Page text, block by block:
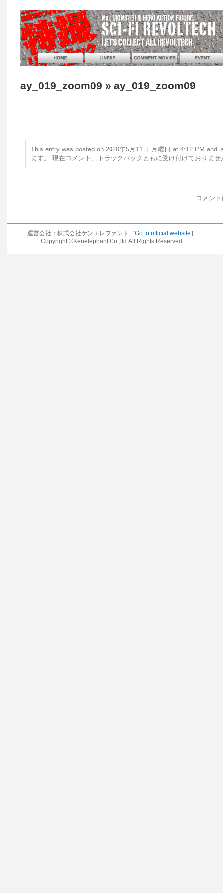
ay_019_zoom09 » ay_019_zoom09
This entry was posted on 2020年5月11日 月曜日 at 4:12 PM
ます。 現在コメント、トラックバックともに受け付けておりませ
コメン
運営会社：株式会社ケンエレファント［Go to official website ］
Copyright ©Kenelephant Co.,ltd.All Rights Reserved.